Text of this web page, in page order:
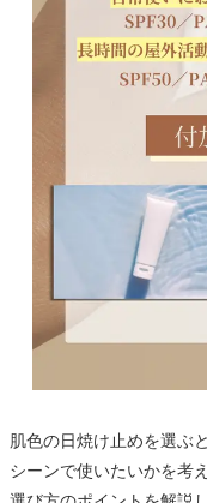
肌色の日焼け止めを選ぶ
シーンで使いたいかを考